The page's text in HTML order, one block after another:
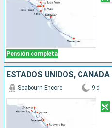
Pensión completa
ESTADOS UNIDOS, CANADÁ
Seabourn Encore 9 d